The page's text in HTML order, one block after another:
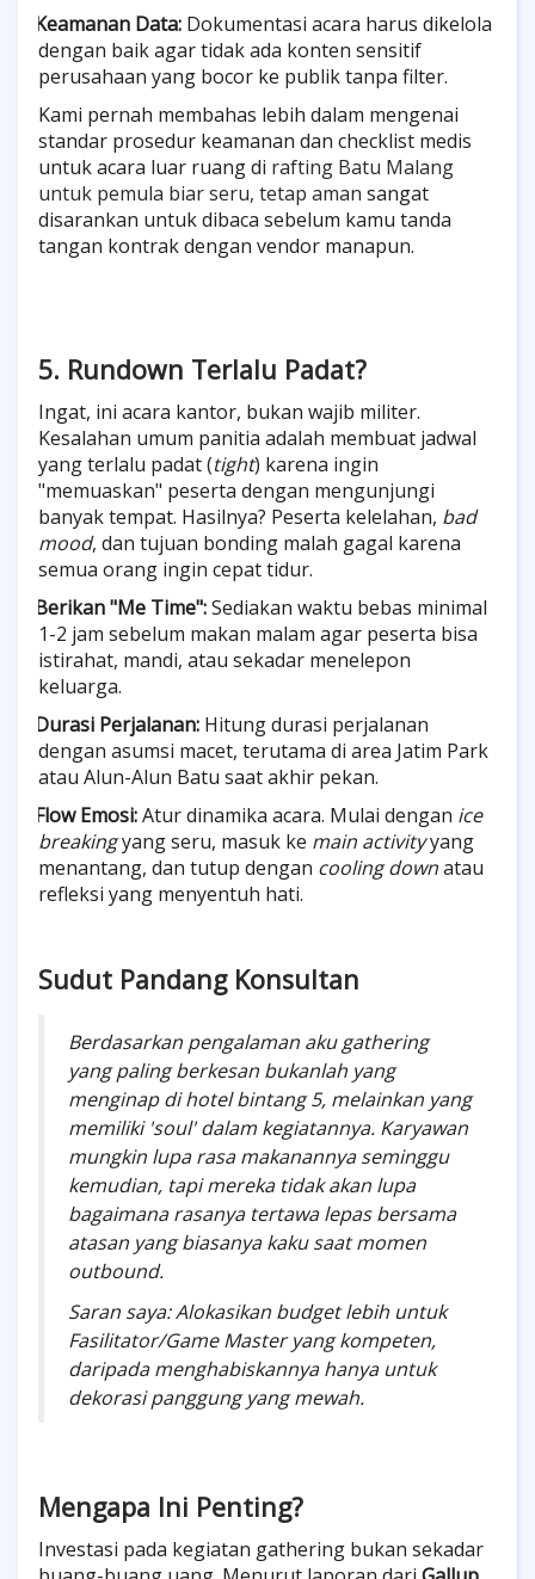
Keamanan Data: Dokumentasi acara harus dikelola
dengan baik agar tidak ada konten sensitif
perusahaan yang bocor ke publik tanpa filter.
Kami pernah membahas lebih dalam mengenai
standar prosedur keamanan dan checklist medis
untuk acara luar ruang di rafting Batu Malang
untuk pemula biar seru, tetap aman sangat
disarankan untuk dibaca sebelum kamu tanda
tangan kontrak dengan vendor manapun.
5. Rundown Terlalu Padat?
Ingat, ini acara kantor, bukan wajib militer.
Kesalahan umum panitia adalah membuat jadwal
yang terlalu padat (tight) karena ingin
"memuaskan" peserta dengan mengunjungi
banyak tempat. Hasilnya? Peserta kelelahan, bad
mood, dan tujuan bonding malah gagal karena
semua orang ingin cepat tidur.
Berikan "Me Time":Sediakan waktu bebas minimal
1-2 jam sebelum makan malam agar peserta bisa
istirahat, mandi, atau sekadar menelepon
keluarga.
Durasi Perjalanan: Hitung durasi perjalanan
dengan asumsi macet, terutama di area Jatim Park
atau Alun-Alun Batu saat akhir pekan.
Flow Emosi:Atur dinamika acara. Mulai dengan ice
breakingyang seru, masuk ke main activityyang
menantang, dan tutup dengan cooling downatau
refleksi yang menyentuh hati.
Sudut Pandang Konsultan
Berdasarkan pengalaman aku gathering
yang paling berkesan bukanlah yang
menginap di hotel bintang 5, melainkan yang
memiliki 'soul' dalam kegiatannya. Karyawan
mungkin lupa rasa makanannya seminggu
kemudian, tapi mereka tidak akan lupa
bagaimana rasanya tertawa lepas bersama
atasan yang biasanya kaku saat momen
outbound.
Saran saya: Alokasikan budget lebih untuk
Fasilitator/Game Master yang kompeten,
daripada menghabiskannya hanya untuk
dekorasi panggung yang mewah.
Mengapa Ini Penting?
Investasi pada kegiatan gathering bukan sekadar